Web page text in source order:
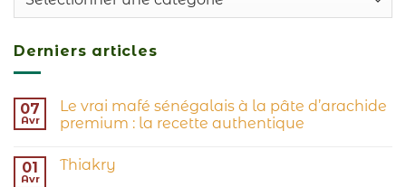
Derniers articles
07
Avr
Le vrai mafé sénégalais à la pâte d’arachide
premium : la recette authentique
01
Avr
Thiakry